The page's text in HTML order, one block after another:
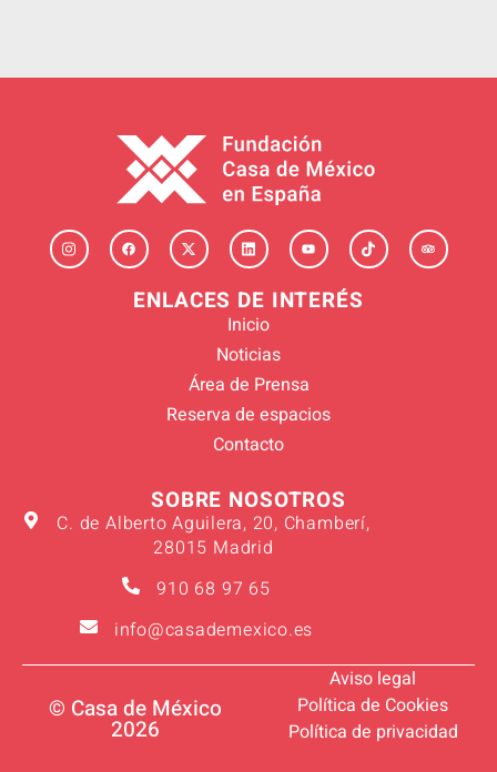
ENLACES DE INTERÉS
Inicio
Noticias
Área de Prensa
Reserva de espacios
Contacto
SOBRE NOSOTROS
C. de Alberto Aguilera, 20, Chamberí,
28015 Madrid
910 68 97 65
info@casademexico.es
© Casa de México
2026
Aviso legal
Política de Cookies
Política de privacidad